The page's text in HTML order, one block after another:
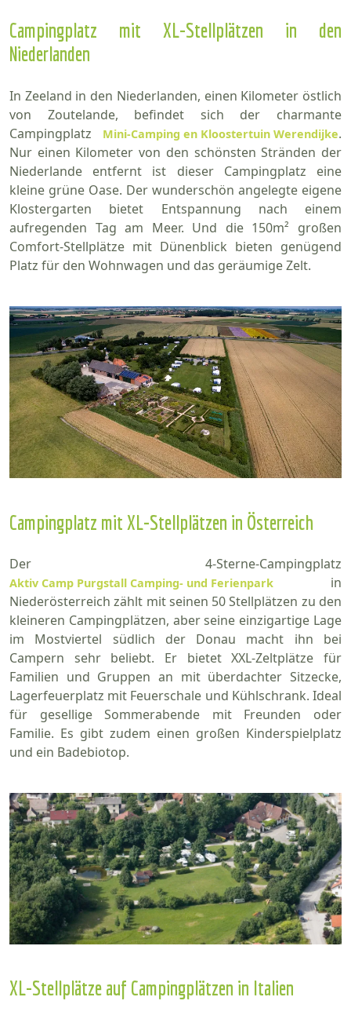
Campingplatz mit XL-Stellplätzen in den
Niederlanden
In Zeeland in den Niederlanden, einen Kilometer östlich
von Zoutelande, befindet sich der charmante
Campingplatz
Mini-Camping en Kloostertuin Werendijke.
Nur einen Kilometer von den schönsten Stränden der
Niederlande entfernt ist dieser Campingplatz eine
kleine grüne Oase. Der wunderschön angelegte eigene
Klostergarten bietet Entspannung nach einem
aufregenden Tag am Meer. Und die 150m² großen
Comfort-Stellplätze mit Dünenblick bieten genügend
Platz für den Wohnwagen und das geräumige Zelt.
Campingplatz mit XL-Stellplätzen in Österreich
Der 4-Sterne-Campingplatz
Aktiv Camp Purgstall Camping- und Ferienpark in
Niederösterreich zählt mit seinen 50 Stellplätzen zu den
kleineren Campingplätzen, aber seine einzigartige Lage
im Mostviertel südlich der Donau macht ihn bei
Campern sehr beliebt. Er bietet XXL-Zeltplätze für
Familien und Gruppen an mit überdachter Sitzecke,
Lagerfeuerplatz mit Feuerschale und Kühlschrank. Ideal
für gesellige Sommerabende mit Freunden oder
Familie. Es gibt zudem einen großen Kinderspielplatz
und ein Badebiotop.
XL-Stellplätze auf Campingplätzen in Italien